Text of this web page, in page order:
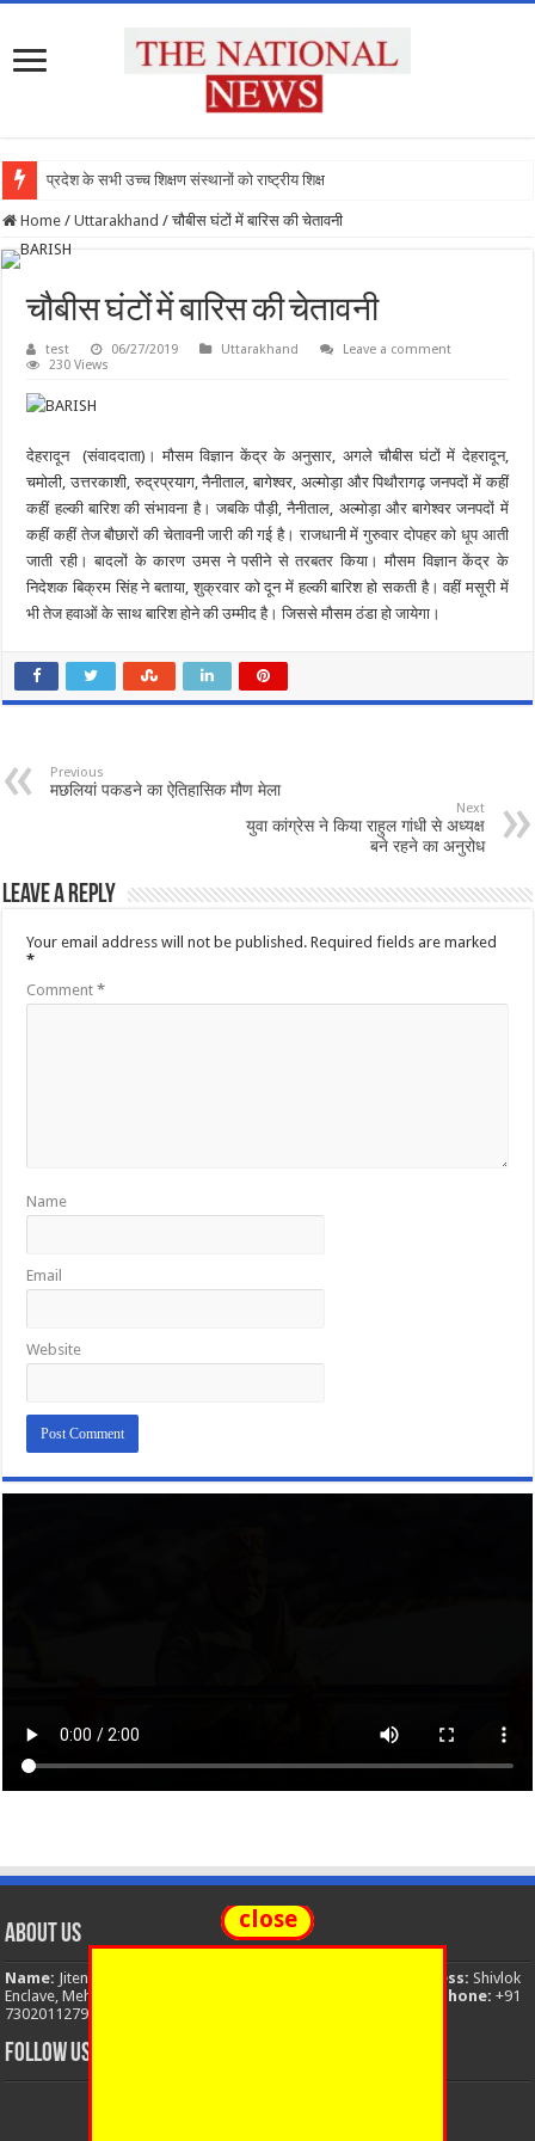
प्रदेश के सभी उच्च शिक्षण संस्थानों को राष्ट्रीय शिक्षा नी
Home / Uttarakhand / चौबीस घंटों में बारिस की चेतावनी
चौबीस घंटों में बारिस की चेतावनी
test 06/27/2019 Uttarakhand
Leave a comment
230 Views
देहरादून (संवाददाता)। मौसम विज्ञान केंद्र के अनुसार, अगले चौबीस घंटों में देहरादून,
चमोली, उत्तरकाशी, रुद्रप्रयाग, नैनीताल, बागेश्वर, अल्मोड़ा और पिथौरागढ़ जनपदों में कहीं
कहीं हल्की बारिश की संभावना है। जबकि पौड़ी, नैनीताल, अल्मोड़ा और बागेश्वर जनपदों में
कहीं कहीं तेज बौछारों की चेतावनी जारी की गई है। राजधानी में गुरुवार दोपहर को धूप आती
जाती रही। बादलों के कारण उमस ने पसीने से तरबतर किया। मौसम विज्ञान केंद्र के
निदेशक बिक्रम सिंह ने बताया, शुक्रवार को दून में हल्की बारिश हो सकती है। वहीं मसूरी में
भी तेज हवाओं के साथ बारिश होने की उम्मीद है। जिससे मौसम ठंडा हो जायेगा।
Previous
मछलियां पकडने का ऐतिहासिक मौण मेला
Next
युवा कांग्रेस ने किया राहुल गांधी से अध्यक्ष
बने रहने का अनुरोध
Leave a Reply
Your email address will not be published. Required fields are marked
*
Comment*
Name
Email
Website
About Us
Name: Jitendra Singh Address: Shivlok
Enclave, Mehuwala Mafi, Dehradun, Uttarakhand, 248001, India
Phone: +91
7302011279
FOLLOW US
close